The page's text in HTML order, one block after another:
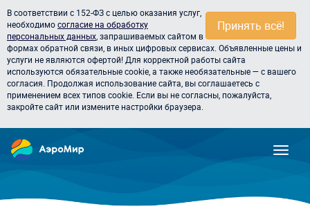
Принять всё!
В соответствии с 152-ФЗ с целью оказания услуг,
необходимосогласие на обработку
персональных данных , запрашиваемых сайтом в
формах обратной связи, в иных цифровых сервисах. Объявленные цены и
услуги не являются офертой! Для корректной работы сайта
используются обязательные cookie, а также необязательные — с вашего
согласия. Продолжая использование сайта, вы соглашаетесь с
применением всех типов cookie. Если вы не согласны, пожалуйста,
закройте сайт или измените настройки браузера.